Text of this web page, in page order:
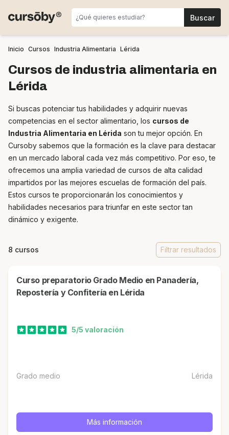
Inicio Cursos Industria Alimentaria Lérida
Cursos de industria alimentaria en
Lérida
Si buscas potenciar tus habilidades y adquirir nuevas
competencias en el sector alimentario, los cursos de
Industria Alimentaria en Lérida son tu mejor opción. En
Cursoby sabemos que la formación es la clave para destacar
en un mercado laboral cada vez más competitivo. Por eso, te
ofrecemos una amplia variedad de cursos de alta calidad
impartidos por las mejores escuelas de formación del país.
Estos cursos te proporcionarán los conocimientos y
habilidades necesarios para triunfar en este sector tan
dinámico y exigente.
8 cursos Filtrar resultados
Curso preparatorio Grado Medio en Panadería,
Repostería y Confitería en Lérida
5/5 valoración
Grado medio Lérida
Más información